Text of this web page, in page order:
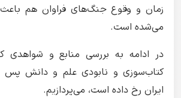
زمان و وقوع جنگ‌های فراوان هم باعث
می‌شده است.
در ادامه به بررسی منابع و
کتاب‌سوزی و نابودی علم و دانش پس
ایران رخ داده است، می‌پردازیم.